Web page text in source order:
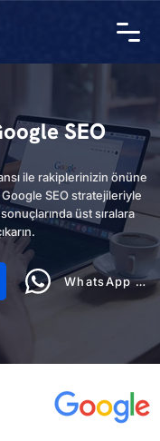
SEO
ile rakiplerinizin önüne
SEO stratejileriyle
üst sıralara
WhatsApp Hattı